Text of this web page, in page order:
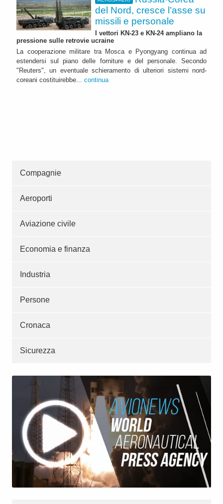
del Nord, cresce l’asse su
missili e personale
I vettori KN-23 e KN-24 ampliano la
pressione sulle retrovie ucraine
La cooperazione militare tra Mosca e Pyongyang continua ad
estendersi sul piano delle forniture e del personale. Secondo
"Reuters", un eventuale schieramento di ulteriori sistemi nord-
coreani costituirebbe... continua
Compagnie
Aeroporti
Aviazione civile
Economia e finanza
Industria
Persone
Cronaca
Sicurezza